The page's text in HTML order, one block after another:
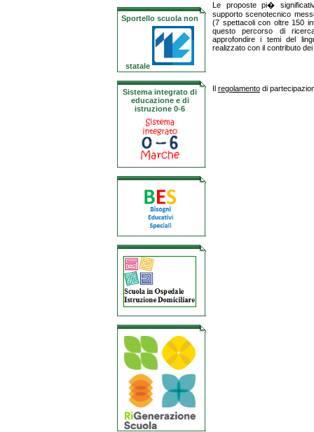
Sportello scuola non
statale
Sistema integrato di
educazione e di
istruzione 0-6
Le proposte pi�
supporto scenotecnico
(7 spettacoli con oltre 150
questo percorso di
approfondire i temi del
realizzato con il contributo
Il regolamento di